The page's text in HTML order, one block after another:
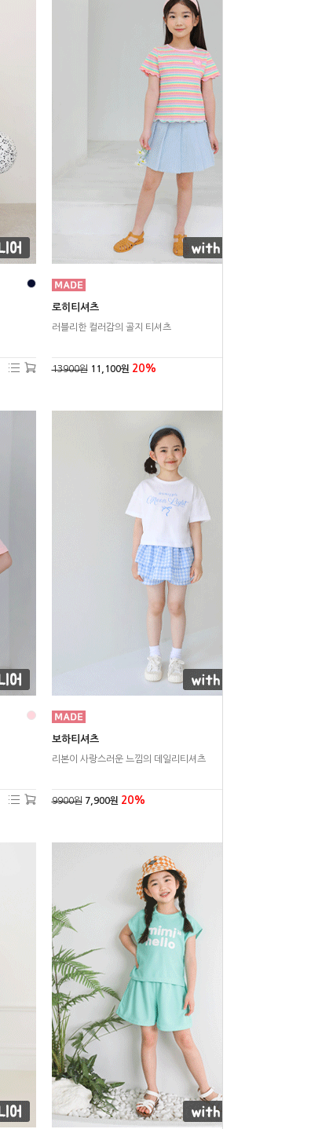
로히티셔츠
러블리한 컬러감의 골지 티셔츠
13900원 11,100원 20%
보하티셔츠
리본이 사랑스러운 느낌의 데일리티셔츠
9900원 7,900원 20%